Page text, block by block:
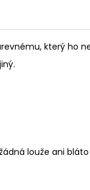
který ho
louže ani